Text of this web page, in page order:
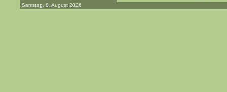
Samstag, 8. August 2026